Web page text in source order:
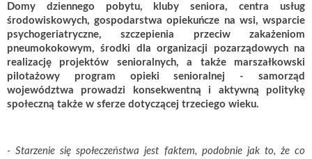
Domy dziennego pobytu, kluby seniora, centra usług
środowiskowych, gospodarstwa opiekuńcze na wsi, wsparcie
psychogeriatryczne, szczepienia przeciw zakażeniom
pneumokokowym, środki dla organizacji pozarządowych na
realizację projektów senioralnych, a także marszałkowski
pilotażowy program opieki senioralnej - samorząd
województwa prowadzi konsekwentną i aktywną politykę
społeczną także w sferze dotyczącej trzeciego wieku.
- Starzenie się społeczeństwa jest faktem, podobnie jak to, że co